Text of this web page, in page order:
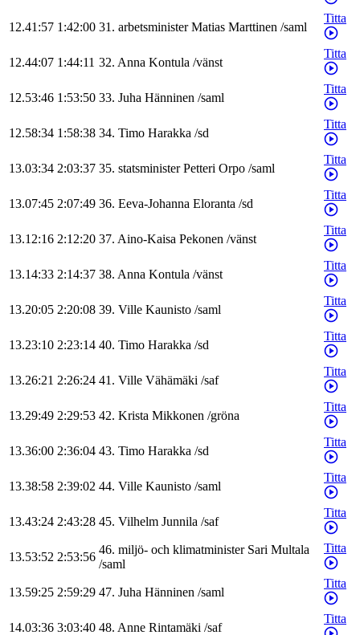
12.41:57 1:42:00 31. arbetsminister Matias Marttinen /saml
Titta
12.44:07 1:44:11 32. Anna Kontula /vänst
Titta
12.53:46 1:53:50 33. Juha Hänninen /saml
Titta
12.58:34 1:58:38 34. Timo Harakka /sd
Titta
13.03:34 2:03:37 35. statsminister Petteri Orpo /saml
Titta
13.07:45 2:07:49 36. Eeva-Johanna Eloranta /sd
Titta
13.12:16 2:12:20 37. Aino-Kaisa Pekonen /vänst
Titta
13.14:33 2:14:37 38. Anna Kontula /vänst
Titta
13.20:05 2:20:08 39. Ville Kaunisto /saml
Titta
13.23:10 2:23:14 40. Timo Harakka /sd
Titta
13.26:21 2:26:24 41. Ville Vähämäki /saf
Titta
13.29:49 2:29:53 42. Krista Mikkonen /gröna
Titta
13.36:00 2:36:04 43. Timo Harakka /sd
Titta
13.38:58 2:39:02 44. Ville Kaunisto /saml
Titta
13.43:24 2:43:28 45. Vilhelm Junnila /saf
Titta
13.53:52 2:53:56
46. miljö- och klimatminister Sari Multala
/saml
Titta
13.59:25 2:59:29 47. Juha Hänninen /saml
Titta
14.03:36 3:03:40 48. Anne Rintamäki /saf
Titta